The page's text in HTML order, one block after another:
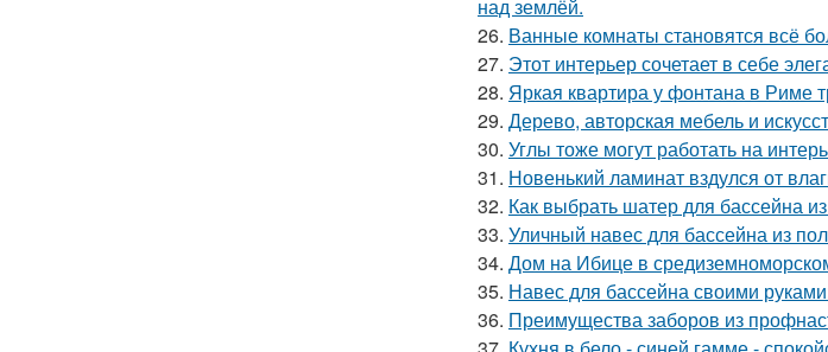
над землёй.
26. Ванные комнаты становятся всё
27. Этот интерьер сочетает в себе
28. Яркая квартира у фонтана в Риме
29. Дерево, авторская мебель и
30. Углы тоже могут работать на
31. Новенький ламинат вздулся от
32. Как выбрать шатер для бассейна
33. Уличный навес для бассейна из
34. Дом на Ибице в
35. Навес для бассейна своими
36. Преимущества заборов из